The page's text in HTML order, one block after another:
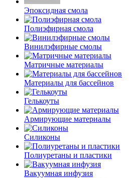
Эпоксидная смола
Полиэфирная смола
Винилэфирные смолы
Матричные материалы
Материалы для бассейнов
Гелькоуты
Армирующие материалы
Силиконы
Полиуретаны и пластики
Вакуумная инфузия